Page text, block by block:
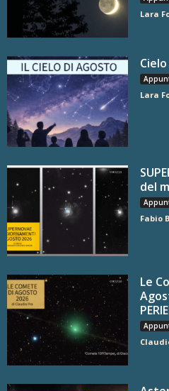
Lara
Lara
del
Fabio
Le